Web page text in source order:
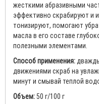
жесткими абразивными
эффективно скрабируют и
тонизируют, помогают
масла в его составе
полезными элементами.
Способ применения:
движениями скраб на
минут и смывай теплой
Объем:50 г/100 г